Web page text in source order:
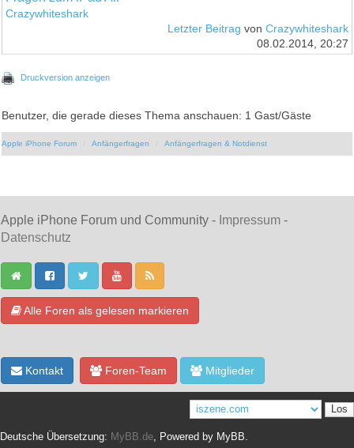
Crazywhiteshark
Letzter Beitrag von Crazywhiteshark
08.02.2014, 20:27
Druckversion anzeigen
Benutzer, die gerade dieses Thema anschauen: 1 Gast/Gäste
Apple iPhone Forum Anfängerfragen Anfängerfragen & Notdienst
Apple iPhone Forum und Community - Impressum -
Datenschutz
Alle Foren als gelesen markieren
Kontakt Foren-Team Mitglieder
Deutsche Übersetzung: MyBB.de, Powered by MyBB.